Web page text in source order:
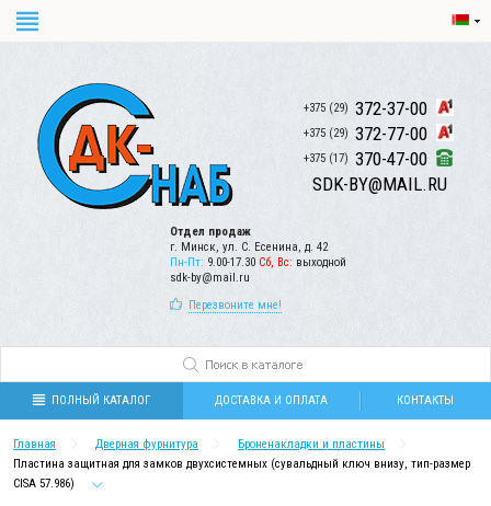
+375 (29) 372-37-00
+375 (29) 372-77-00
+375 (17) 370-47-00
SDK-BY@MAIL.RU
Отдел продаж
г. Минск, ул. С. Есенина, д. 42
Пн-Пт: 9.00-17.30 Сб, Вс: выходной
sdk-by@mail.ru
Перезвоните мне!
ПОЛНЫЙ КАТАЛОГ ДОСТАВКА И ОПЛАТА КОНТАКТЫ
Главная Дверная фурнитура
Броненакладки и пластины
Пластина защитная для замков двухсистемных (сувальдный ключ внизу, тип-размер
CISA 57.986)